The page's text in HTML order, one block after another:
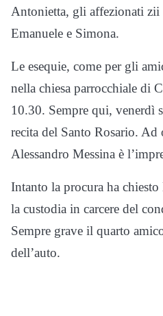
Antonietta, gli affezionati zii
Emanuele e Simona.
Le esequie, come per gli
nella chiesa parrocchiale di
10.30. Sempre qui, venerdì
recita del Santo Rosario. Ad
Alessandro Messina è
Intanto la procura ha
la custodia in carcere del
Sempre grave il quarto
dell’auto.